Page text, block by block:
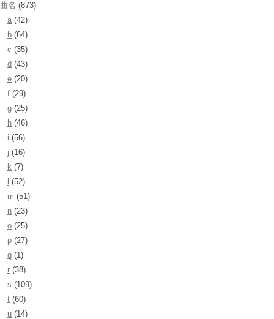
曲名 (873)
a (42)
b (64)
c (35)
d (43)
e (20)
f (29)
g (25)
h (46)
i (56)
j (16)
k (7)
(52)
m (51)
n (23)
o (25)
p (27)
q (1)
r (38)
s (109)
t (60)
u (14)